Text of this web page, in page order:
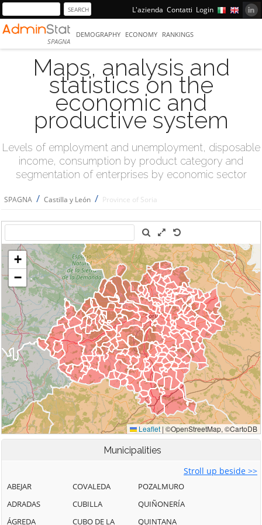
L'azienda Contatti Login
SPAGNA
DEMOGRAPHY ECONOMY RANKINGS
Maps, analysis and
statistics on the
economic and
productive system
Levels of employment and unemployment, disposable
income, consumption by product category and
segmentation of enterprises by economic sector
SPAGNA / Castilla y León / Province of Soria
Municipalities
Stroll up beside >>
ABEJAR
ADRADAS
ÁGREDA
COVALEDA
CUBILLA
CUBO DE LA
POZALMURO
QUIÑONERÍA
QUINTANA